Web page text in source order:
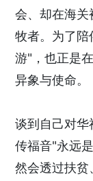
会、却在海
牧者。为了
游"，也正是
异象与使命。
谈到自己对
传福音"永远
然会透过扶贫